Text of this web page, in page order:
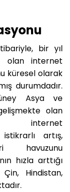
bir yıl
olan internet
küresel olarak
durumdadır.
Asya ve
olan
internet
artış,
havuzunu
hızla arttığı
Hindistan,